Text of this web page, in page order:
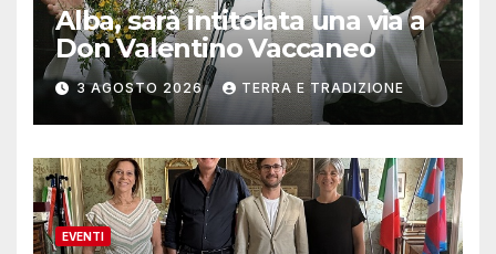
Alba, sarà intitolata una via a
Don Valentino Vaccaneo
3 AGOSTO 2026 TERRA E TRADIZIONE
EVENTI